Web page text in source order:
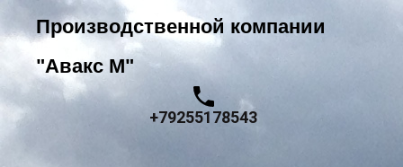
Производственной компании
"Авакс М"
+79255178543